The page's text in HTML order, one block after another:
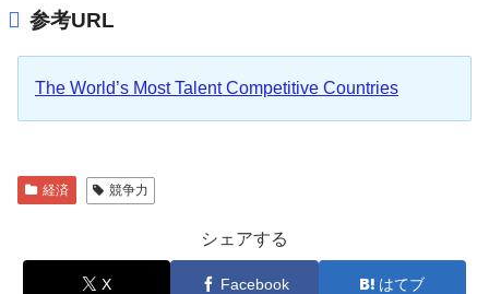
参考URL
The World’s Most Talent Competitive Countries
経済 競争力
シェアする
X Facebook はてブ